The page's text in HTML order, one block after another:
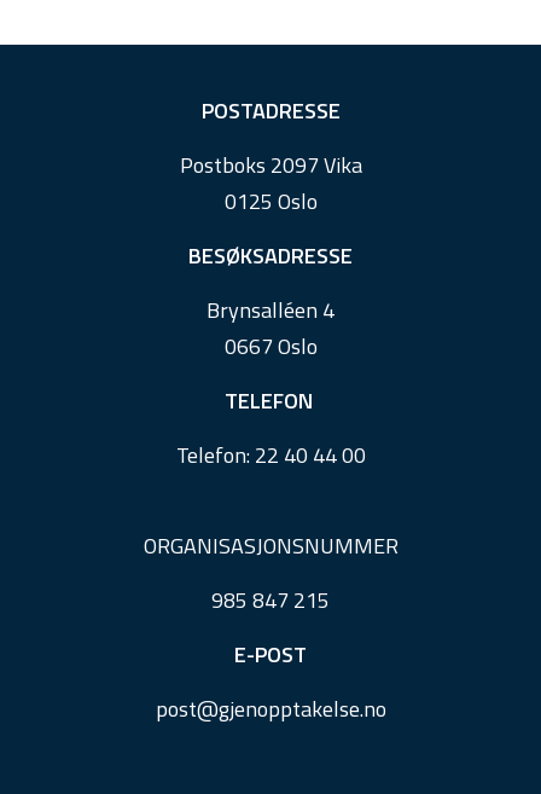
POSTADRESSE
Postboks 2097 Vika
0125 Oslo
BESØKSADRESSE
Brynsalléen 4
0667 Oslo
TELEFON
Telefon:22 40 44 00
ORGANISASJONSNUMMER
985 847 215
E-POST
post@gjenopptakelse.no